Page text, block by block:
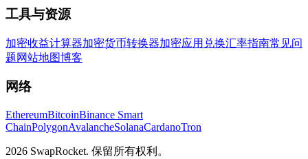
工具与资源
加密收益计算器加密货币转换器加密应用 兑换汇率指南常见问
题网站地图博客
网络
EthereumBitcoinBinance Smart
ChainPolygonAvalancheSolanaCardanoTron
2026 SwapRocket. 保留所有权利。